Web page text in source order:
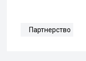
Партнерство